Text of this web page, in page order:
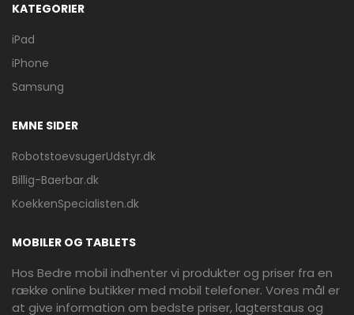
KATEGORIER
iPad
iPhone
Samsung
EMNE SIDER
RobotstoevsugerUdstyr.dk
Billig-Baerbar.dk
KoekkenSpecialisten.dk
MOBILER OG TABLETS
Hos Bedre mobil indhenter vi produkter og priser fra en
række online butikker med mobil telefoner. Vores mål er
at give information om bedste priser, lagterstaus og